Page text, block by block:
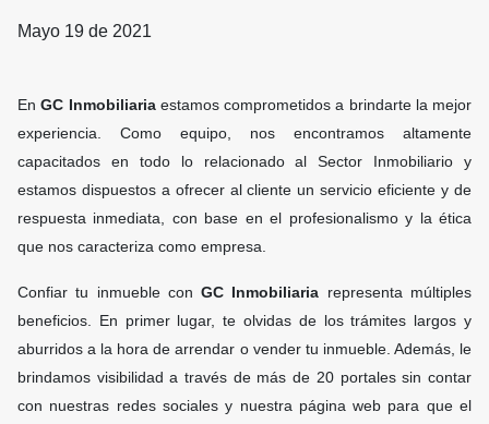
Mayo 19 de 2021
EnGC Inmobiliariaestamos comprometidos a brindarte la mejor
experiencia. Como equipo, nos encontramos altamente
capacitados en todo lo relacionado al Sector Inmobiliario y
estamos dispuestos a ofrecer al cliente un servicio eficiente y de
respuesta inmediata, con base en el profesionalismo y la ética
que nos caracteriza como empresa.
Confiar tu inmueble conGC Inmobiliaria representa múltiples
beneficios. En primer lugar, te olvidas de los trámites largos y
aburridos a la hora de arrendar o vender tu inmueble. Además, le
brindamos visibilidad a través de más de 20 portales sin contar
con nuestras redes sociales y nuestra página web para que el